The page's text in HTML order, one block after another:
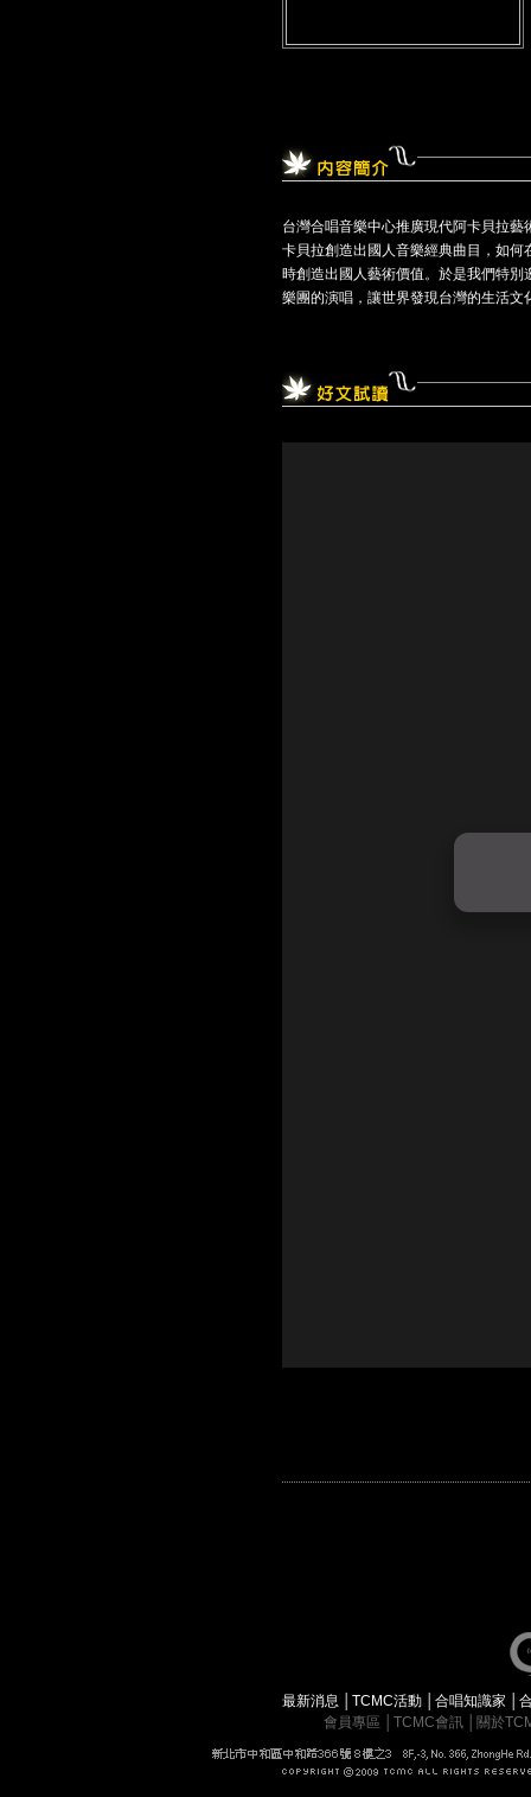
台灣合唱音樂中心推廣現代阿卡貝拉
卡貝拉創造出國人音樂經典曲目，如
時創造出國人藝術價值。於是我們特
樂團的演唱，讓世界發現台灣的生活文
最新消息 │TCMC活動 │合唱知識家 │
會員專區
TCMC會訊 關於